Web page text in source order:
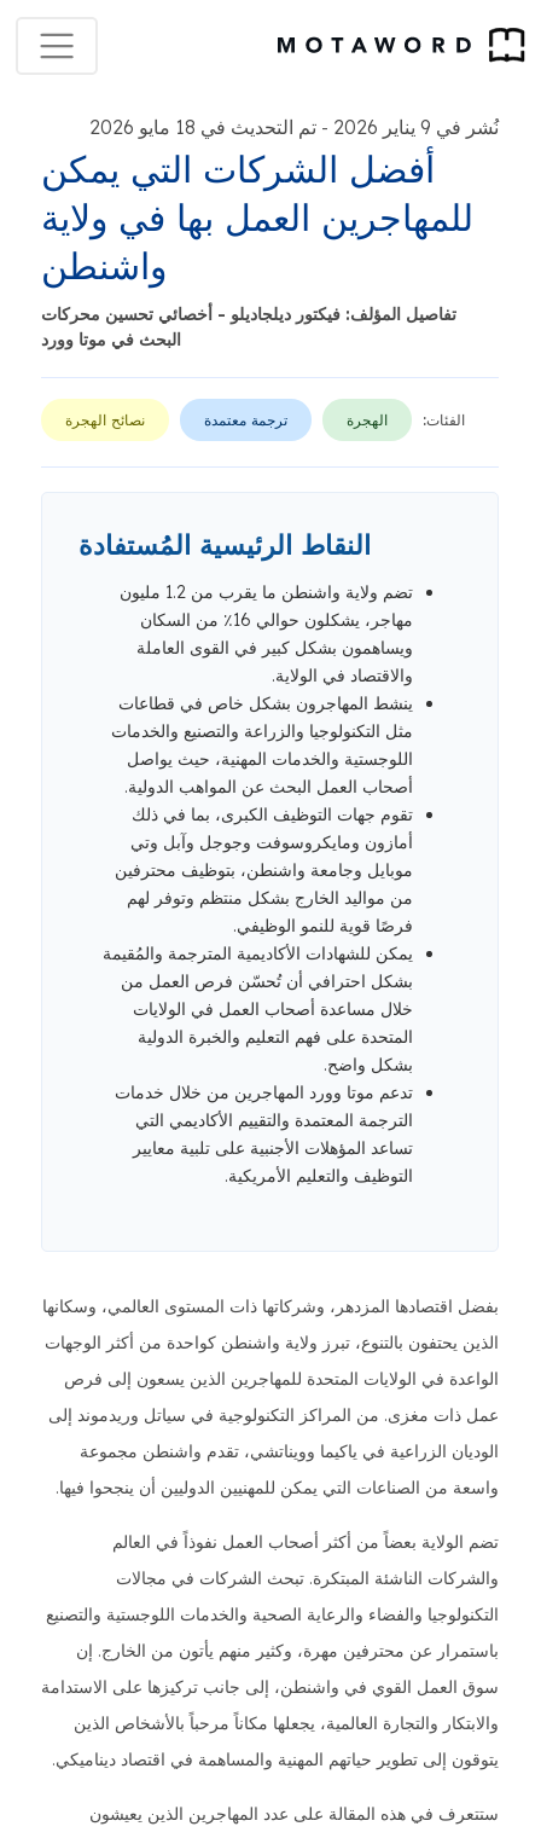
نُشر في 9 يناير 2026 - تم التحديث في 18 مايو 2026
أفضل الشركات التي يمكن
للمهاجرين العمل بها في ولاية
واشنطن
تفاصيل المؤلف: فيكتور ديلجاديلو - أخصائي تحسين محركات
البحث في موتا وورد
الفئات: الهجرة ترجمة معتمدة نصائح الهجرة
النقاط الرئيسية المُستفادة
تضم ولاية واشنطن ما يقرب من 1.2 مليون
مهاجر، يشكلون حوالي 16٪ من السكان
ويساهمون بشكل كبير في القوى العاملة
والاقتصاد في الولاية.
ينشط المهاجرون بشكل خاص في قطاعات
مثل التكنولوجيا والزراعة والتصنيع والخدمات
اللوجستية والخدمات المهنية، حيث يواصل
أصحاب العمل البحث عن المواهب الدولية.
تقوم جهات التوظيف الكبرى، بما في ذلك
أمازون ومايكروسوفت وجوجل وآبل وتي
موبايل وجامعة واشنطن، بتوظيف محترفين
من مواليد الخارج بشكل منتظم وتوفر لهم
فرصًا قوية للنمو الوظيفي.
يمكن للشهادات الأكاديمية المترجمة والمُقيمة
بشكل احترافي أن تُحسّن فرص العمل من
خلال مساعدة أصحاب العمل في الولايات
المتحدة على فهم التعليم والخبرة الدولية
بشكل واضح.
تدعم موتا وورد المهاجرين من خلال خدمات
الترجمة المعتمدة والتقييم الأكاديمي التي
تساعد المؤهلات الأجنبية على تلبية معايير
التوظيف والتعليم الأمريكية.
بفضل اقتصادها المزدهر، وشركاتها ذات المستوى العالمي، وسكانها
الذين يحتفون بالتنوع، تبرز ولاية واشنطن كواحدة من أكثر الوجهات
الواعدة في الولايات المتحدة للمهاجرين الذين يسعون إلى فرص
عمل ذات مغزى. من المراكز التكنولوجية في سياتل وريدموند إلى
الوديان الزراعية في ياكيما وويناتشي، تقدم واشنطن مجموعة
واسعة من الصناعات التي يمكن للمهنيين الدوليين أن ينجحوا فيها.
تضم الولاية بعضاً من أكثر أصحاب العمل نفوذاً في العالم
والشركات الناشئة المبتكرة. تبحث الشركات في مجالات
التكنولوجيا والفضاء والرعاية الصحية والخدمات اللوجستية والتصنيع
باستمرار عن محترفين مهرة، وكثير منهم يأتون من الخارج. إن
سوق العمل القوي في واشنطن، إلى جانب تركيزها على الاستدامة
والابتكار والتجارة العالمية، يجعلها مكاناً مرحباً بالأشخاص الذين
يتوقون إلى تطوير حياتهم المهنية والمساهمة في اقتصاد ديناميكي.
ستتعرف في هذه المقالة على عدد المهاجرين الذين يعيشون